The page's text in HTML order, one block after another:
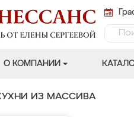
О КОМПАНИИ
ИЗ МАССИВА